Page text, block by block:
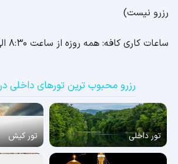
رزرو نیست)
ساعات کاری کافه: همه روزه از ساعت 8:30 الی 22:30.
رزرو محبوب ترین تورهای داخلی
تور داخلی تور کیش